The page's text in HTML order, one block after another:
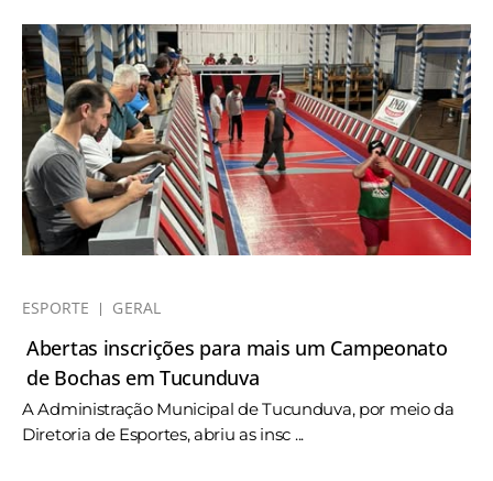
ESPORTE GERAL
Abertas inscrições para mais um Campeonato
de Bochas em Tucunduva
A Administração Municipal de Tucunduva, por meio da
Diretoria de Esportes, abriu as insc ...